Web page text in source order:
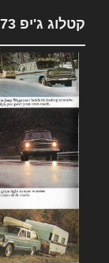
קטלוג ג'יפ 1973